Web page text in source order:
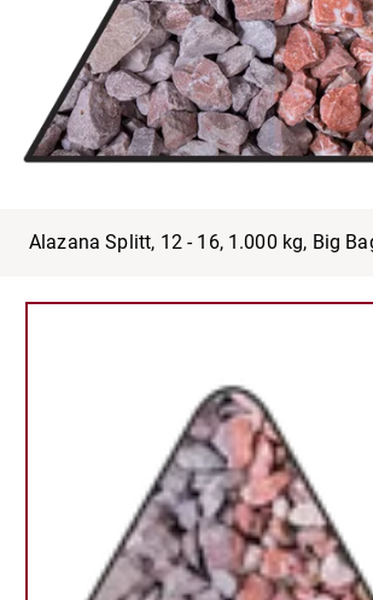
Alazana Splitt, 12 - 16, 1.000 kg, Big